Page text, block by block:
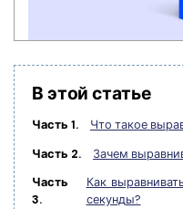
Все Функции PDF
В этой статье
Часть 1.
Что такое
Часть 2.
Зачем
Часть
3.
Как
секунды?